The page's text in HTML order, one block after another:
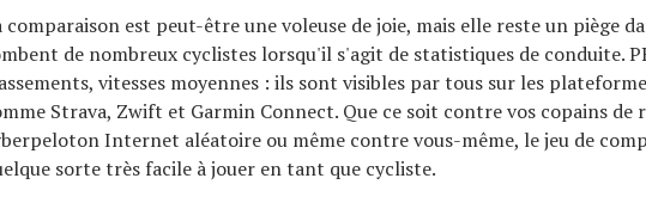
comparaison est peut-être une voleuse de joie, mais elle reste un piège
de nombreux cyclistes lorsqu'il s'agit de statistiques de conduite.
vitesses moyennes : ils sont visibles par tous sur les
Strava, Zwift et Garmin Connect. Que ce soit contre vos copains de
Internet aléatoire ou même contre vous-même, le jeu de
sorte très facile à jouer en tant que cycliste.